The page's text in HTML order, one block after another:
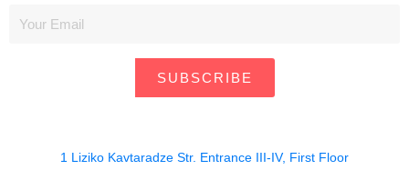
SUBSCRIBE
1 Liziko Kavtaradze Str. Entrance III-IV, First Floor